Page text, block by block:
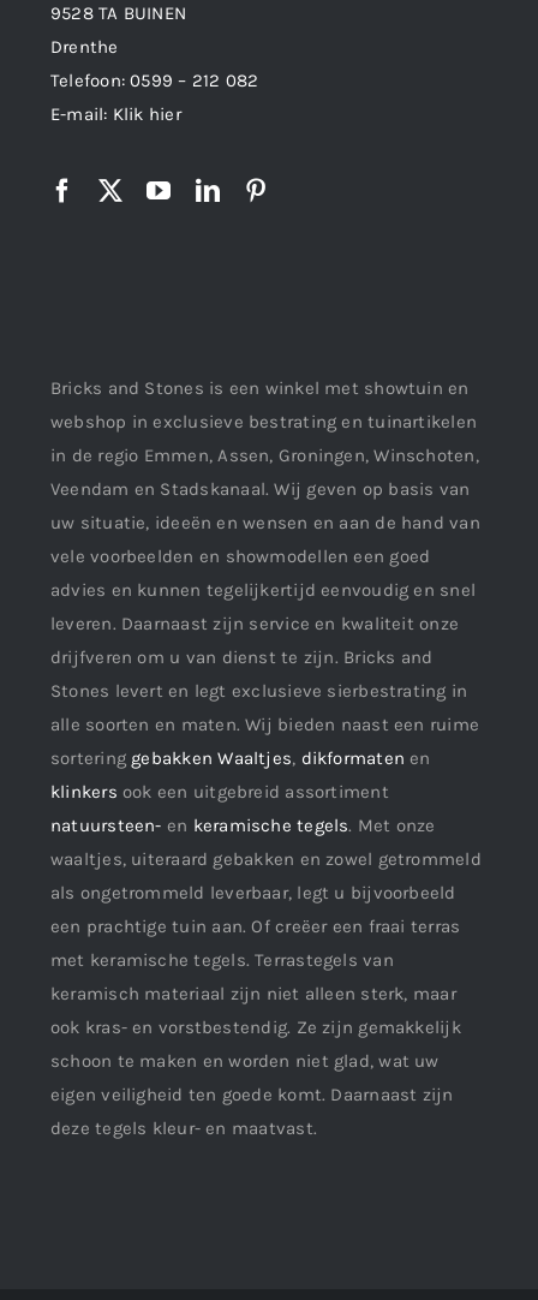
9528 TA BUINEN
Drenthe
Telefoon:0599 – 212 082
E-mail: Klik hier
Bricks and Stones is een winkel met showtuin en
webshop in exclusieve bestrating en tuinartikelen
in de regio Emmen, Assen, Groningen, Winschoten,
Veendam en Stadskanaal. Wij geven op basis van
uw situatie, ideeën en wensen en aan de hand van
vele voorbeelden en showmodellen een goed
advies en kunnen tegelijkertijd eenvoudig en snel
leveren. Daarnaast zijn service en kwaliteit onze
drijfveren om u van dienst te zijn. Bricks and
Stones levert en legt exclusieve sierbestrating in
alle soorten en maten. Wij bieden naast een ruime
sortering gebakken Waaltjes, dikformaten en
klinkers ook een uitgebreid assortiment
natuursteen- en keramische tegels. Met onze
waaltjes, uiteraard gebakken en zowel getrommeld
als ongetrommeld leverbaar, legt u bijvoorbeeld
een prachtige tuin aan. Of creëer een fraai terras
met keramische tegels. Terrastegels van
keramisch materiaal zijn niet alleen sterk, maar
ook kras- en vorstbestendig. Ze zijn gemakkelijk
schoon te maken en worden niet glad, wat uw
eigen veiligheid ten goede komt. Daarnaast zijn
deze tegels kleur- en maatvast.